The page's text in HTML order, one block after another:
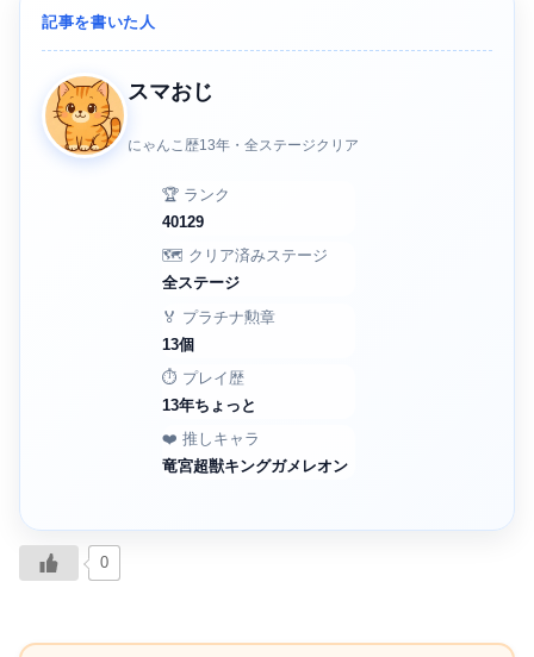
記事を書いた人
スマおじ
にゃんこ歴13年・全ステージクリア
🏆 ランク
40129
🗺️ クリア済みステージ
全ステージ
🏅 プラチナ勲章
13個
⏱️ プレイ歴
13年ちょっと
❤️ 推しキャラ
竜宮超獣キングガメレオン
0